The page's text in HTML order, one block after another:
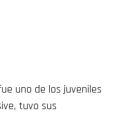
uno de los juveniles
tuvo sus